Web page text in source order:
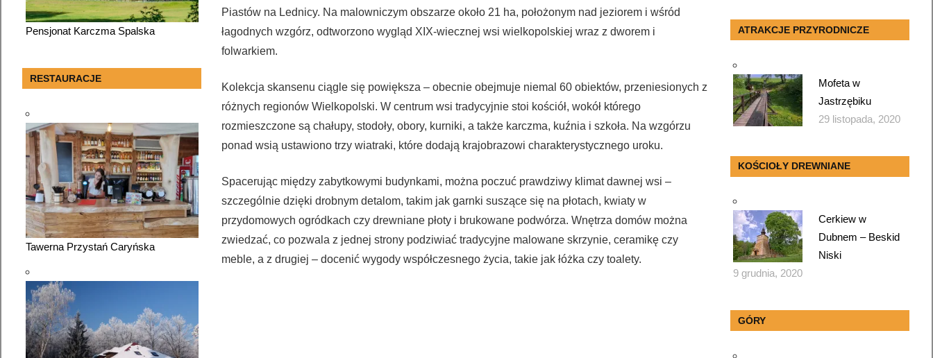
Piastów na Lednicy. Na malowniczym obszarze około 21 ha, położonym nad jeziorem i wśród
łagodnych wzgórz, odtworzono wygląd XIX-wiecznej wsi wielkopolskiej wraz z dworem i
folwarkiem.
Kolekcja skansenu ciągle się powiększa – obecnie obejmuje niemal 60 obiektów, przeniesionych z
różnych regionów Wielkopolski. W centrum wsi tradycyjnie stoi kościół, wokół którego
rozmieszczone są chałupy, stodoły, obory, kurniki, a także karczma, kuźnia i szkoła. Na wzgórzu
ponad wsią ustawiono trzy wiatraki, które dodają krajobrazowi charakterystycznego uroku.
Spacerując między zabytkowymi budynkami, można poczuć prawdziwy klimat dawnej wsi –
szczególnie dzięki drobnym detalom, takim jak garnki suszące się na płotach, kwiaty w
przydomowych ogródkach czy drewniane płoty i brukowane podwórza. Wnętrza domów można
zwiedzać, co pozwala z jednej strony podziwiać tradycyjne malowane skrzynie, ceramikę czy
meble, a z drugiej – docenić wygody współczesnego życia, takie jak łóżka czy toalety.
Pensjonat Karczma Spalska
RESTAURACJE
Tawerna Przystań Caryńska
ATRAKCJE PRZYRODNICZE
Mofeta w
Jastrzębiku
29 listopada, 2020
KOŚCIOŁY DREWNIANE
Cerkiew w
Dubnem – Beskid
Niski
9 grudnia, 2020
GÓRY